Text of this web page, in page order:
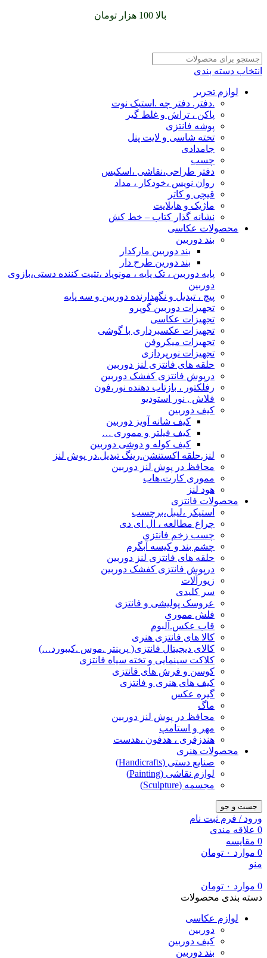
بالا 100 هزار تومان
انتخاب دسته بندی
لوازم تحریر
.دفتر. دفتر چه .استیک نوت
پاکن ، تراش و غلط گیر
پوشه فانتزی
تخته شاسی و لایت پنل
جامدادی
چسب
دفتر طراحی،نقاشی ،اسکیس
روان نویس ،خودکار ، مداد
قیچی و کاتر
ماژیک و هایلایت
نشانه گذار کتاب – خط کش
محصولات عکاسی
بند دوربین
بند دوربین مارکدار
بند دورین طرح دار
پایه دوربین ، تک پایه ، مونوپاد ،تثیت کننده دستی،بازوی
دوربین
پیچ ، تبدیل و نگهدارنده دوربین و سه پایه
تجهیزات دوربین گوپرو
تجهیزات عکاسی
تجهیزات عکسبرداری با گوشی
تجهیزات میکروفن
تجهیزات نورپردازی
حلقه های فانتزی لنز دوربین
درپوش فانتزی کفشک دوربین
رفلکتور ، بازتاب دهنده نور،فون
فلاش , نور استودیو
کیف دوربین
کیف شانه آویز دوربین
کیف فیلتر و مموری …
کیف کوله و دوشی دوربین
لنز.حلقه اکستنشن.رینگ تبدیل.در پوش لنز
محافظ در پوش لنز دوربین
مموری کارت،هاب
هود لنز
محصولات فانتزی
استیکر ،لیبل،برچسب
چراغ مطالعه ، ال ای دی
چسب زخم فانتزی
چشم بند و کیسه آبگرم
حلقه های فانتزی لنز دوربین
درپوش فانتزی کفشک دوربین
زیورآلات
سر کلیدی
عروسک پولیشی و فانتزی
فلش مموری
قاب عکس.آلبوم
کالا های فانتزی هنری
کالای دیجیتال فانتزی( پرینتر .موس .کیبورد…)
کلاکت سینمایی و تخته سیاه فانتزی
کوسن و فرش های فانتزی
کیف های هنری و فانتزی
گیره عکس
ماگ
محافظ در پوش لنز دوربین
مهر و استامپ
هندزفری ، هدفون ،هدست
محصولات هنری
صنایع دستی (Handicrafts)
لوازم نقاشی (Painting)
مجسمه (Sculpture)
جست و جو
ورود / فرم ثبت نام
0 علاقه مندی
0 مقایسه
0 موارد ۰ تومان
منو
0 موارد ۰ تومان
دسته بندی محصولات
لوازم عکاسی
دوربین
کیف دوربین
بند دوربین